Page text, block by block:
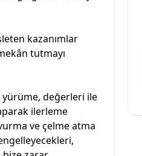
kazanımlar
tutmayı
yürüme, değerleri ile
ilerleme
ve çelme atma